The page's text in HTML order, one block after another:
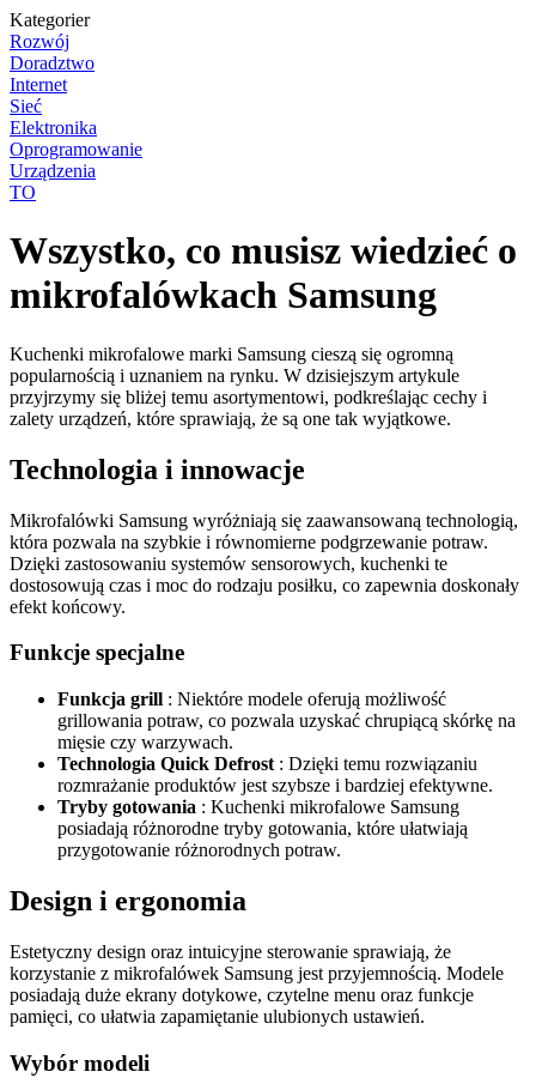
Kategorier
Rozwój
Doradztwo
Internet
Sieć
Elektronika
Oprogramowanie
Urządzenia
TO
Wszystko, co musisz wiedzieć o
mikrofalówkach Samsung
Kuchenki mikrofalowe marki Samsung cieszą się ogromną
popularnością i uznaniem na rynku. W dzisiejszym artykule
przyjrzymy się bliżej temu asortymentowi, podkreślając cechy i
zalety urządzeń, które sprawiają, że są one tak wyjątkowe.
Technologia i innowacje
Mikrofalówki Samsung wyróżniają się zaawansowaną technologią,
która pozwala na szybkie i równomierne podgrzewanie potraw.
Dzięki zastosowaniu systemów sensorowych, kuchenki te
dostosowują czas i moc do rodzaju posiłku, co zapewnia doskonały
efekt końcowy.
Funkcje specjalne
Funkcja grill : Niektóre modele oferują możliwość
grillowania potraw, co pozwala uzyskać chrupiącą skórkę na
mięsie czy warzywach.
Technologia Quick Defrost : Dzięki temu rozwiązaniu
rozmrażanie produktów jest szybsze i bardziej efektywne.
Tryby gotowania : Kuchenki mikrofalowe Samsung
posiadają różnorodne tryby gotowania, które ułatwiają
przygotowanie różnorodnych potraw.
Design i ergonomia
Estetyczny design oraz intuicyjne sterowanie sprawiają, że
korzystanie z mikrofalówek Samsung jest przyjemnością. Modele
posiadają duże ekrany dotykowe, czytelne menu oraz funkcje
pamięci, co ułatwia zapamiętanie ulubionych ustawień.
Wybór modeli